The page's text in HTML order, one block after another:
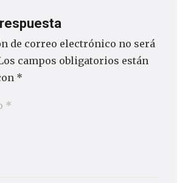
de correo electrónico no será
campos obligatorios están
*